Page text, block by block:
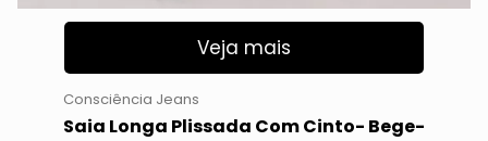
Veja mais
Consciência Jeans
Saia Longa Plissada Com Cinto- Bege-